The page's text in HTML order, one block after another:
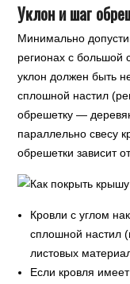
Уклон и шаг
Минимально
регионах с большой
уклон должен быть
сплошной настил
обрешетку —
параллельно свесу
обрешетки зависит
Кровли с углом
сплошной настил
листовых
Если кровля